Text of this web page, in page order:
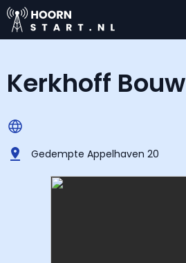
Kerkhoff Bouw
Gedempte Appelhaven 20